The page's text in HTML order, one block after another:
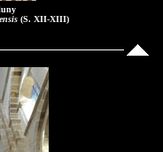
(S. XII-XIII)